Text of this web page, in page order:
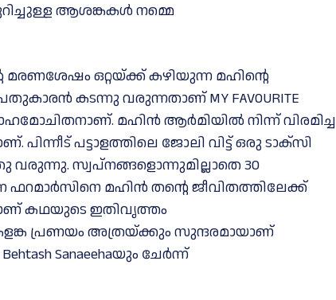
ആശങ്കകൾ നമ്മെ
മരണശേഷം ഒറ്റയ്ക്ക് കഴിയുന്ന മഹിൻ്റെ
കടന്നു വരുന്നതാണ് MY FAVOURITE
മഹിൻ ആർമിയിൽ നിന്ന് വിരമിച്ച
പട്ടാളത്തിലെ ജോലി വിട്ട് ഒരു ടാക്സി
സ്വപ്നങ്ങളൊന്നുമില്ലാതെ 30
മഹിൻ തൻ്റെ ജീവിതത്തിലേക്ക്
കഥയുടെ ഇതിവൃത്തം
പ്രണയം അത്രയ്ക്കും സുന്ദരമായാണ്
Sanaeehaയും ചേര്‍ന്ന്